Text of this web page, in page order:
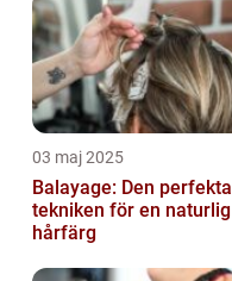
03 maj 2025
Balayage: Den perfekta
tekniken för en naturlig
hårfärg